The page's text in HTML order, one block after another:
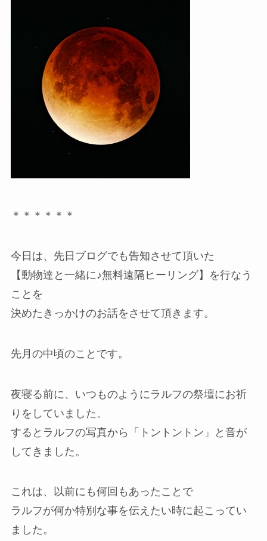
＊＊＊＊＊＊
今日は、先日ブログでも告知させて頂いた
【動物達と一緒に♪無料遠隔ヒーリング】を行なう
ことを
決めたきっかけのお話をさせて頂きます。
先月の中頃のことです。
夜寝る前に、いつものようにラルフの祭壇にお祈
りをしていました。
するとラルフの写真から「トントントン」と音が
してきました。
これは、以前にも何回もあったことで
ラルフが何か特別な事を伝えたい時に起こってい
ました。